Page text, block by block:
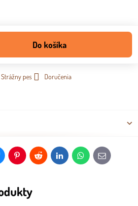
Do košíka
Strážny pes Doručenia
PinterestReddit LinkedInWhatsApp
E-
mail